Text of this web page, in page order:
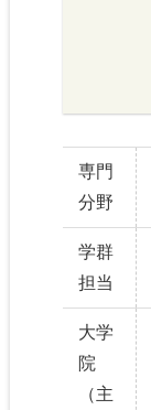
専門
分野
学群
担当
大学
院
（主